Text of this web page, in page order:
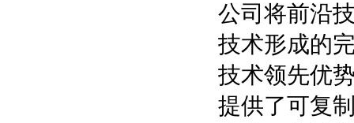
公司将前沿
技术形成的
技术领先优
提供了可复